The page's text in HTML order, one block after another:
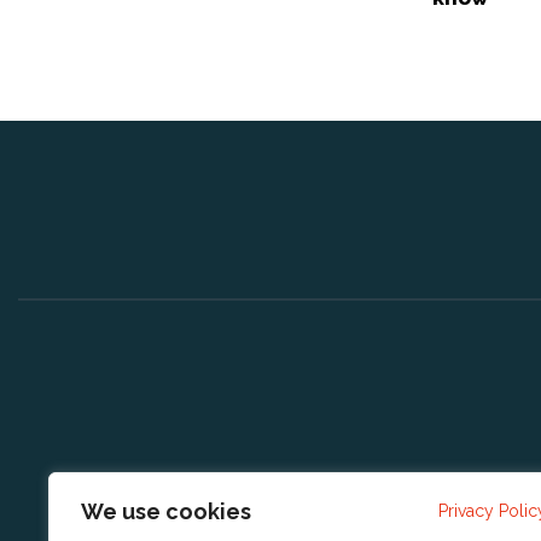
We use cookies Privacy